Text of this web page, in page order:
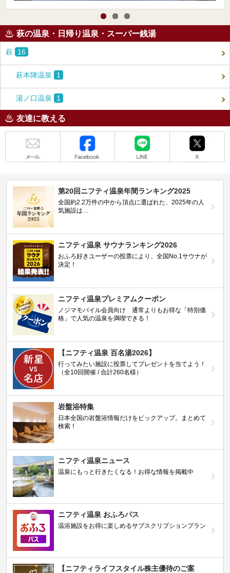
萩の温泉・日帰り温泉・スーパー銭湯
萩 16
萩本陣温泉 1
湯ノ口温泉 1
友達に教える
第20回ニフティ温泉年間ランキング2025
全国約2.2万件の中から頂点に選ばれた、2025年の人
気施設は…
ニフティ温泉 サウナランキング2026
おふろ好きユーザーの投票により、全国No.1サウナが
決定！
ニフティ温泉プレミアムクーポン
ノジマモバイル会員向け 通常よりもお得な「特別価
格」で人気の温泉を満喫できる！
【ニフティ温泉 百名湯2026】
行ってみたい施設に投票してプレゼントを当てよう！
（全10回開催 / 合計260名様）
岩盤浴特集
日本全国の岩盤浴情報だけをピックアップ。まとめて
検索！
ニフティ温泉ニュース
温泉にもっと行きたくなる！お得な情報を掲載中
ニフティ温泉 おふろパス
温浴施設をお得に楽しめるサブスクリプションプラン
【ニフティライフスタイル株主優待のご案